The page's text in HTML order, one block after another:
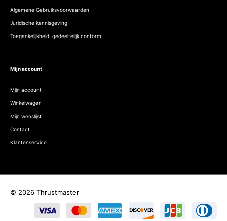
Algemene Gebruiksvoorwaarden
Juridische kennisgeving
Toegankelijkheid: gedeeltelijk conform
Mijn account
Mijn account
Winkelwagen
Mijn wenslijst
Contact
Klantenservice
© 2026 Thrustmaster